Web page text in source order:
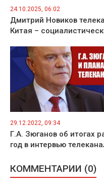
24.10.2025, 06:02
Дмитрий Новиков
Китая –
29.12.2022, 09:34
Г.А. Зюганов об итогах
год в интервью
КОММЕНТАРИИ (0)